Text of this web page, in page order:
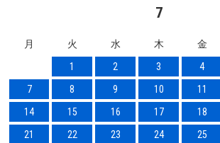
7
月 火 水 木 金
1
2 3 4
7
8 9 10 11
14
15 16 17 18
21
22 23 24 25